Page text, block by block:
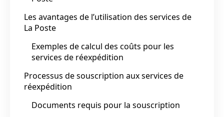
Les avantages de l’utilisation des services de
La Poste
Exemples de calcul des coûts pour les
services de réexpédition
Processus de souscription aux services de
réexpédition
Documents requis pour la souscription